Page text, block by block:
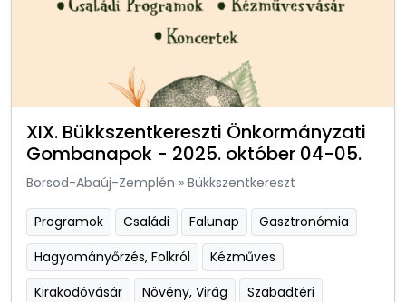
XIX. Bükkszentkereszti Önkormányzati
Gombanapok - 2025. október 04-05.
Borsod-Abaúj-Zemplén » Bükkszentkereszt
Programok Családi Falunap
Gasztronómia
Hagyományőrzés, Folkról
Kézműves
Kirakodóvásár
Növény, Virág Szabadtéri